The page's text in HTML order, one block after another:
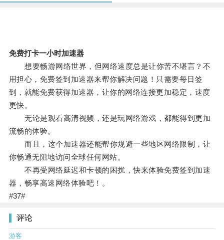
免费打卡一小时加速器
想要畅游网络世界，但网络速度总是让你苦不堪言？不
用担心，免费签到加速器来帮你解决问题！只需要每日签
到，就能免费获得加速器，让你的网络连接更加稳定，速度
更快。
无论是观看高清视频，还是玩网络游戏，都能得到更加
流畅的体验。
而且，这个加速器还能帮你规避一些地区网络限制，让
你畅通无阻地访问全球任何网站。
不再受网络延迟和卡顿的困扰，快来体验免费签到加速
器，畅享高速网络体验吧！。
#37#
评论
游客